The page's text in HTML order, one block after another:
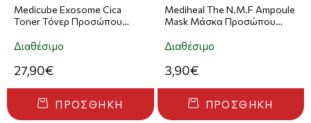
Medicube Exosome Cica
Toner Τόνερ Προσώπου
Διαθέσιμο
27,90€
ΠΡΟΣΘΉΚΗ
Mediheal The N.M.F Ampoule
Mask Μάσκα Προσώπου
Διαθέσιμο
3,90€
ΠΡΟΣΘΉΚΗ